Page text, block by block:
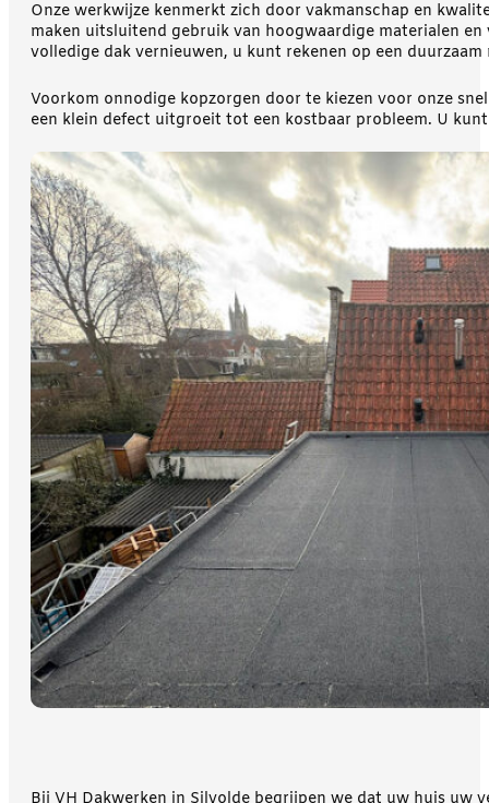
Onze werkwijze kenmerkt zich door vakmanschap en
maken uitsluitend gebruik van hoogwaardige materialen
volledige dak vernieuwen, u kunt rekenen op een duurzaam
Voorkom onnodige kopzorgen door te kiezen voor onze
een klein defect uitgroeit tot een kostbaar probleem. U